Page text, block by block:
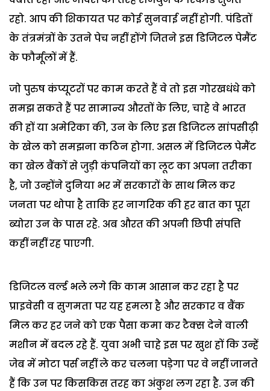
रहो. आप की शिकायत पर कोई सुनवाई नहीं होगी. पंडितों
के तंत्रमंत्रों के उतने पेच नहीं होंगे जितने इस डिजिटल पेमैंट
के फौर्मूलों में हैं.
जो पुरुष कंप्यूटरों पर काम करते हैं वे तो इस गोरखधंधे को
समझ सकते हैं पर सामान्य औरतों के लिए, चाहे वे भारत
की हों या अमेरिका की, उन के लिए इस डिजिटल सांपसीढ़ी
के खेल को समझना कठिन होगा. असल में डिजिटल पेमैंट
का खेल बैंकों से जुड़ी कंपनियों का लूट का अपना तरीका
है, जो उन्होंने दुनिया भर में सरकारों के साथ मिल कर
जनता पर थोपा है ताकि हर नागरिक की हर बात का पूरा
ब्योरा उन के पास रहे. अब औरत की अपनी छिपी संपत्ति
कहीं नहीं रह पाएगी.
डिजिटल वर्ल्ड भले लगे कि काम आसान कर रहा है पर
प्राइवेसी व सुगमता पर यह हमला है और सरकार व बैंक
मिल कर हर जने को एक पैसा कमा कर टैक्स देने वाली
मशीन में बदल रहे हैं. युवा अभी चाहे इस पर खुश हों कि उन्हें
जेब में मोटा पर्स नहीं ले कर चलना पड़ेगा पर वे नहीं जानते
हैं कि उन पर किसकिस तरह का अंकुश लग रहा है. उन की